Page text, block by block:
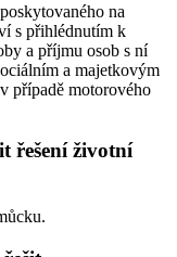
na
s přihlédnutím k
a příjmu osob s ní
a majetkovým
případě motorového
řešení životní